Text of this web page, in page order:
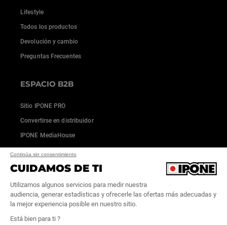
Continúa sin consentimiento
CUIDAMOS DE TI
Utilizamos algunos servicios para medir nuestra
audiencia, generar estadísticas y ofrecerle las ofertas más adecuadas y
la mejor experiencia posible en nuestro sitio.
Está bien para ti ?
Lifestyle
Todos los productos
Devolución y cambio
Preguntas Frecuentes
ESPACIO B2B
Sitio IPONE PRO
Convertirse en distribuidor
IPONE MediaHouse